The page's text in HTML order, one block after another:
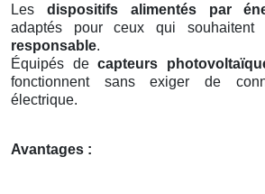
Les dispositifs alimentés par
adaptés pour ceux qui souhaitent
responsable.
Équipés decapteurs
fonctionnent sans exiger de
électrique.
Avantages :